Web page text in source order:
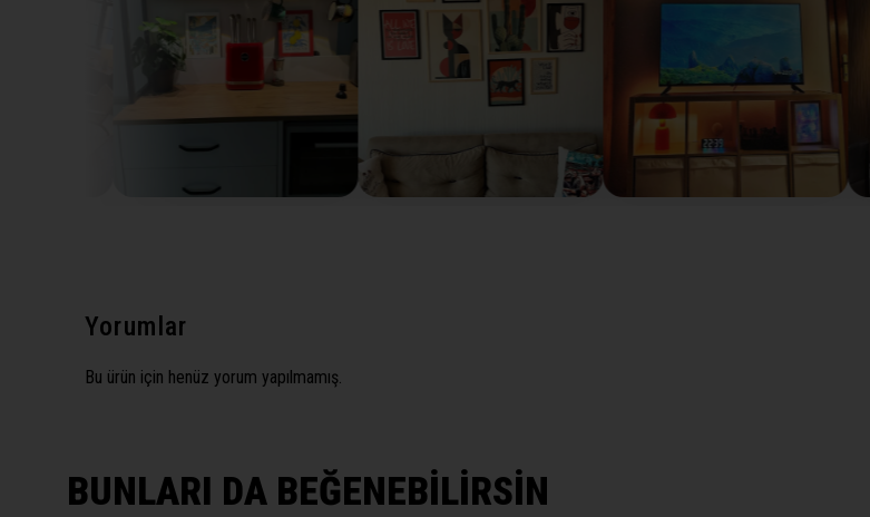
Yorumlar
Bu ürün için henüz yorum yapılmamış.
BUNLARI DA BEĞENEBİLİRSİN